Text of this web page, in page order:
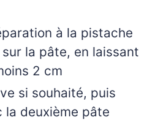
à la pistache
la pâte, en laissant
2 cm
si souhaité, puis
la deuxième pâte